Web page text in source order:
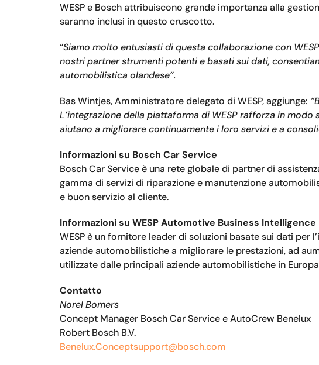
WESP e Bosch attribuiscono grande importanza alla
saranno inclusi in questo cruscotto.
“Siamo molto entusiasti di questa collaborazione con WESP
nostri partner strumenti potenti e basati sui dati,
automobilistica olandese”.
Bas Wintjes, Amministratore delegato di WESP, aggiunge:
L’integrazione della piattaforma di WESP rafforza in
aiutano a migliorare continuamente i loro servizi e a
Informazioni su Bosch Car Service
Bosch Car Service è una rete globale di partner di
gamma di servizi di riparazione e manutenzione
e buon servizio al cliente.
Informazioni su WESP Automotive Business Intelligence
WESP è un fornitore leader di soluzioni basate sui dati per
aziende automobilistiche a migliorare le prestazioni, ad
utilizzate dalle principali aziende automobilistiche in
Contatto
Norel Bomers
Concept Manager Bosch Car Service e AutoCrew Benelux
Robert Bosch B.V.
Benelux.Conceptsupport@bosch.com